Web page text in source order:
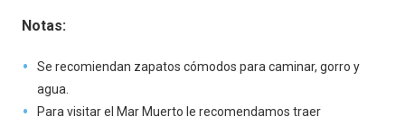
Notas:
Se recomiendan zapatos cómodos para caminar, gorro y
agua.
Para visitar el Mar Muerto le recomendamos traer